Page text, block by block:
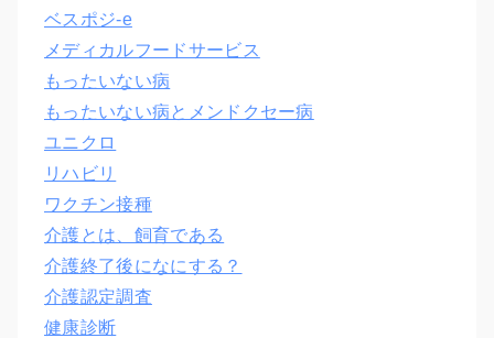
ベスポジ-e
メディカルフードサービス
もったいない病
もったいない病とメンドクセー病
ユニクロ
リハビリ
ワクチン接種
介護とは、飼育である
介護終了後になにする？
介護認定調査
健康診断